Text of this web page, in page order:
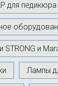
для педикюра
STRONG и
Лампы